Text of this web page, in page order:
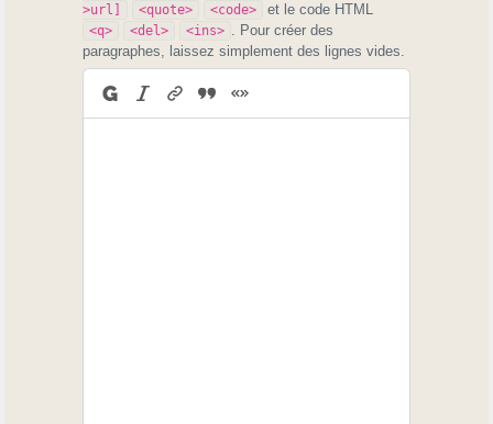
>url]
<quote> <code> et le code HTML
<q> <del> <ins> . Pour créer des
paragraphes, laissez simplement des lignes vides.